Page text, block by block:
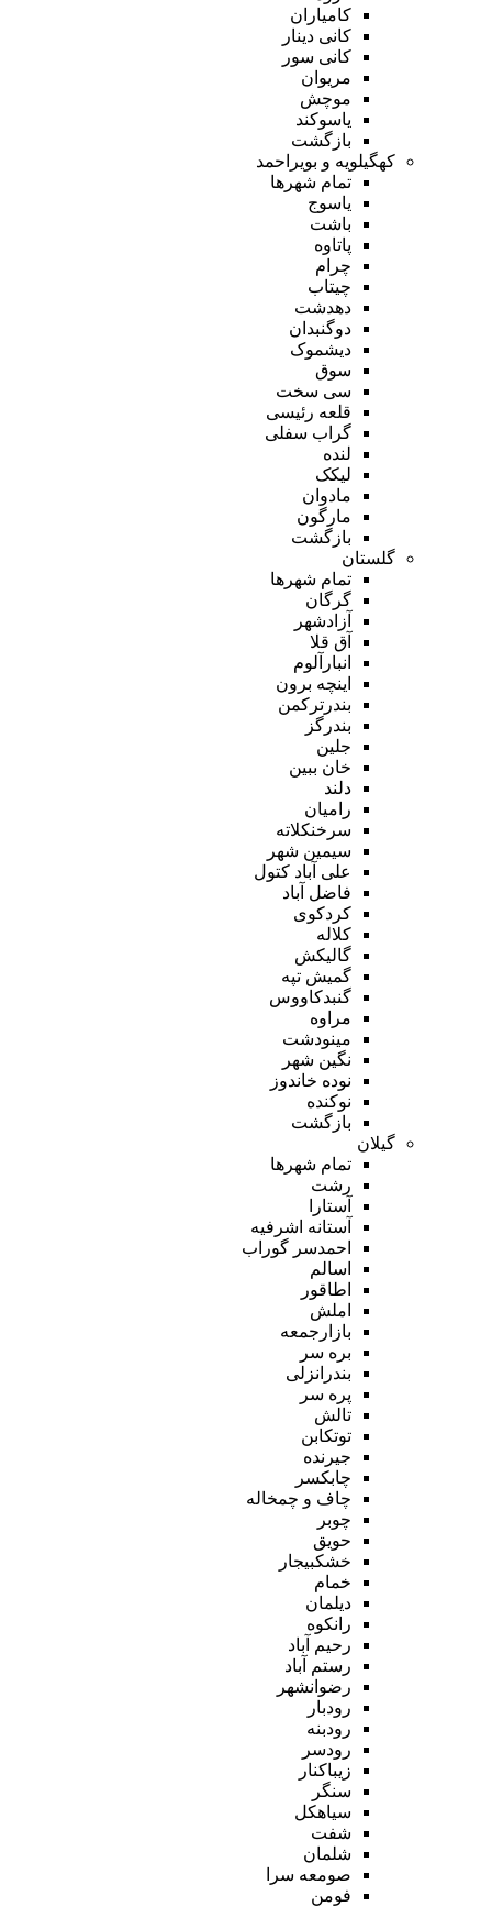
کامیاران
کانی دینار
کانی سور
مریوان
موچش
یاسوکند
بازگشت
کهگیلویه و بویراحمد
تمام شهر‌ها
یاسوج
باشت
پاتاوه
چرام
چیتاب
دهدشت
دوگنبدان
دیشموک
سوق
سی سخت
قلعه رئیسی
گراب سفلی
لنده
لیکک
مادوان
مارگون
بازگشت
گلستان
تمام شهر‌ها
گرگان
آزادشهر
آق قلا
انبارآلوم
اینچه برون
بندرترکمن
بندرگز
جلین
خان ببین
دلند
رامیان
سرخنکلاته
سیمین شهر
علی آباد کتول
فاضل آباد
کردکوی
کلاله
گالیکش
گمیش تپه
گنبدکاووس
مراوه
مینودشت
نگین شهر
نوده خاندوز
نوکنده
بازگشت
گیلان
تمام شهر‌ها
رشت
آستارا
آستانه اشرفیه
احمدسر گوراب
اسالم
اطاقور
املش
بازارجمعه
بره سر
بندرانزلی
پره سر
تالش
توتکابن
جیرنده
چابکسر
چاف و چمخاله
چوبر
حویق
خشکبیجار
خمام
دیلمان
رانکوه
رحیم آباد
رستم آباد
رضوانشهر
رودبار
رودبنه
رودسر
زیباکنار
سنگر
سیاهکل
شفت
شلمان
صومعه سرا
فومن